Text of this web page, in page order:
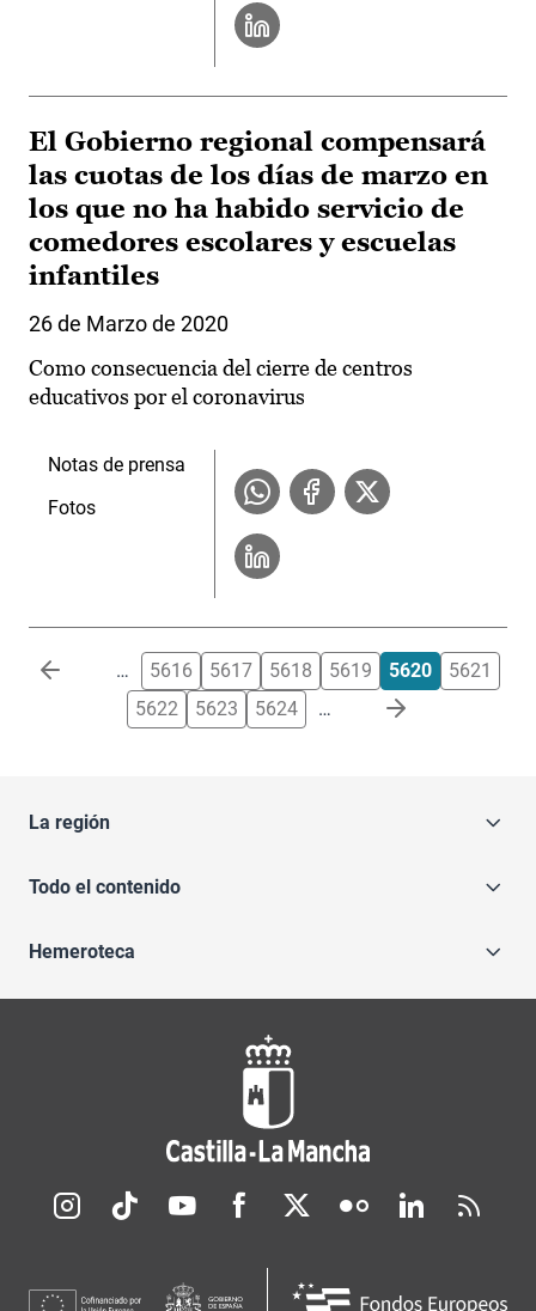
El Gobierno regional compensará
las cuotas de los días de marzo en
los que no ha habido servicio de
comedores escolares y escuelas
infantiles
26 de Marzo de 2020
Como consecuencia del cierre de centros
educativos por el coronavirus
Notas de prensa
Fotos
Paginación … 5616 5617 5618 5619 5620
5621
5622
5623 5624 …
La región
Todo el contenido
Hemeroteca
Redes sociales JCCM